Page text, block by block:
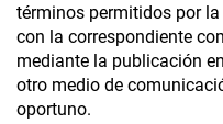
términos permitidos por
con la correspondiente
mediante la publicación
otro medio de
oportuno.